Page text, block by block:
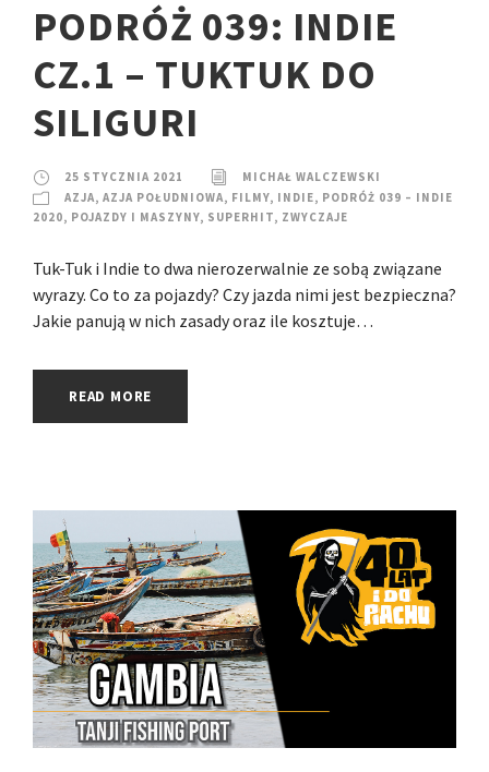
PODRÓŻ 039: INDIE
CZ.1 – TUKTUK DO
SILIGURI
25 STYCZNIA 2021
MICHAŁ WALCZEWSKI
AZJA, AZJA POŁUDNIOWA, FILMY, INDIE, PODRÓŻ 039 – INDIE
2020, POJAZDY I MASZYNY, SUPERHIT, ZWYCZAJE
Tuk-Tuk i Indie to dwa nierozerwalnie ze sobą związane
wyrazy. Co to za pojazdy? Czy jazda nimi jest bezpieczna?
Jakie panują w nich zasady oraz ile kosztuje…
READ MORE